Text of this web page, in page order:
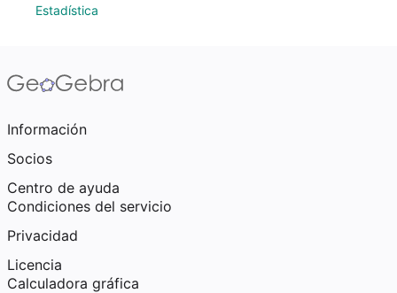
Estadística
Información
Socios
Centro de ayuda
Condiciones del servicio
Privacidad
Licencia
Calculadora gráfica